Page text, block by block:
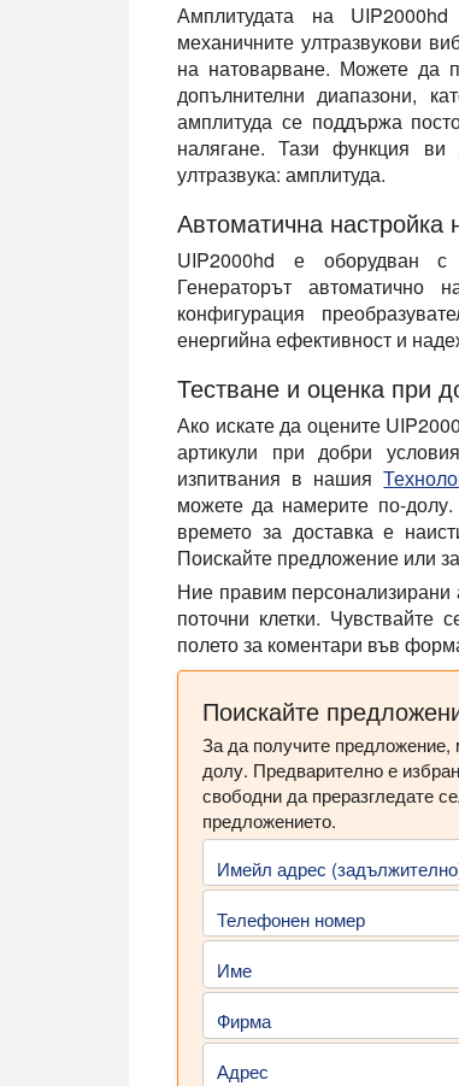
Амплитудата на
механичните ултразвукови
на натоварване. Можете да
допълнителни диапазони,
амплитуда се поддържа
налягане. Тази функция ви
ултразвука: амплитуда.
Автоматична настройка
UIP2000hd е оборудван с
Генераторът автоматично
конфигурация
енергийна ефективност и
Тестване и оценка при
Ако искате да оцените
артикули при добри
изпитвания в нашия
можете да намерите по-
времето за доставка е
Поискайте предложение или
Ние правим персонализирани
поточни клетки. Чувствайте
полето за коментари във
Поискайте
За да получите предложение,
долу. Предварително е
свободни да преразгледате
предложението.
Имейл адрес
Телефонен номер
Име
Фирма
Адрес